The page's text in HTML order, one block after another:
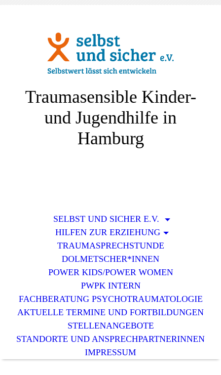
Traumasensible Kinder-
und Jugendhilfe in
Hamburg
SELBST UND SICHER E.V.
HILFEN ZUR ERZIEHUNG
TRAUMASPRECHSTUNDE
DOLMETSCHER*INNEN
POWER KIDS/POWER WOMEN
PWPK INTERN
FACHBERATUNG PSYCHOTRAUMATOLOGIE
AKTUELLE TERMINE UND FORTBILDUNGEN
STELLENANGEBOTE
STANDORTE UND ANSPRECHPARTNERINNEN
IMPRESSUM